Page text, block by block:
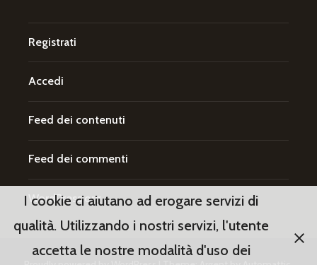
Registrati
Accedi
Feed dei contenuti
Feed dei commenti
WordPress.org
I cookie ci aiutano ad erogare servizi di
qualità. Utilizzando i nostri servizi, l'utente
accetta le nostre modalità d'uso dei